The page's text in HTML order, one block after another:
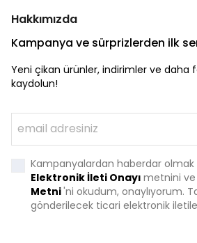
Hakkımızda
Kampanya ve sürprizlerden ilk
Yeni çikan ürünler, indirimler ve daha
kaydolun!
Kampanyalardan haberdar olmak
Elektronik İleti Onayı metnini ve
Metni'ni okudum, onaylıyorum.
gönderilecek ticari elektronik